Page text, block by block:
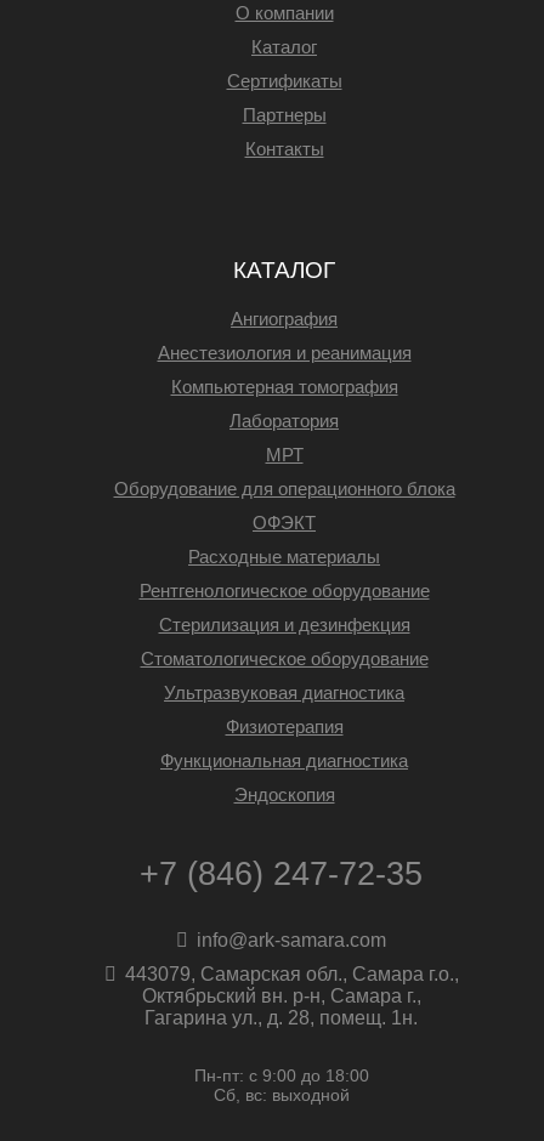
О компании
Каталог
Сертификаты
Партнеры
Контакты
КАТАЛОГ
Ангиография
Анестезиология и реанимация
Компьютерная томография
Лаборатория
МРТ
Оборудование для операционного блока
ОФЭКТ
Расходные материалы
Рентгенологическое оборудование
Стерилизация и дезинфекция
Стоматологическое оборудование
Ультразвуковая диагностика
Физиотерапия
Функциональная диагностика
Эндоскопия
+7 (846) 247-72-35
info@ark-samara.com
443079, Самарская обл., Самара г.о.,
Октябрьский вн. р-н, Самара г.,
Гагарина ул., д. 28, помещ. 1н.
Пн-пт: с 9:00 до 18:00
Сб, вс: выходной